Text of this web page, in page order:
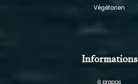
Végétarien
Informations
à propos